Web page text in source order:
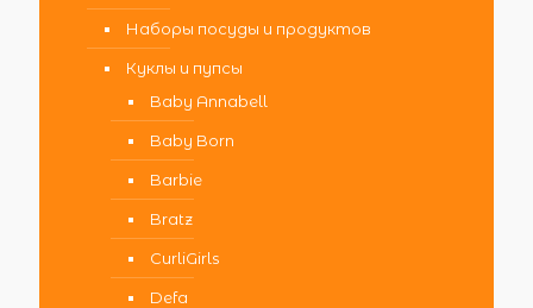
Наборы посуды и продуктов
Куклы и пупсы
Baby Annabell
Baby Born
Barbie
Bratz
CurliGirls
Defa